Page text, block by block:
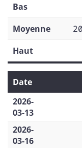
Bas
Moyenne
Haut
Date
2026-
03-13
2026-
03-16